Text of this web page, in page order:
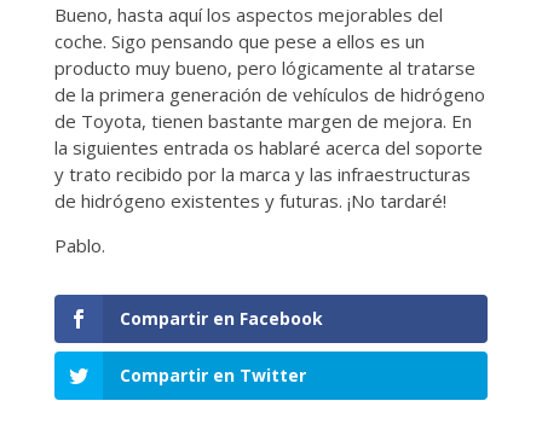
Bueno, hasta aquí los aspectos mejorables del
coche. Sigo pensando que pese a ellos es un
producto muy bueno, pero lógicamente al tratarse
de la primera generación de vehículos de hidrógeno
de Toyota, tienen bastante margen de mejora. En
la siguientes entrada os hablaré acerca del soporte
y trato recibido por la marca y las infraestructuras
de hidrógeno existentes y futuras. ¡No tardaré!
Pablo.
Compartir en Facebook
Compartir en Twitter